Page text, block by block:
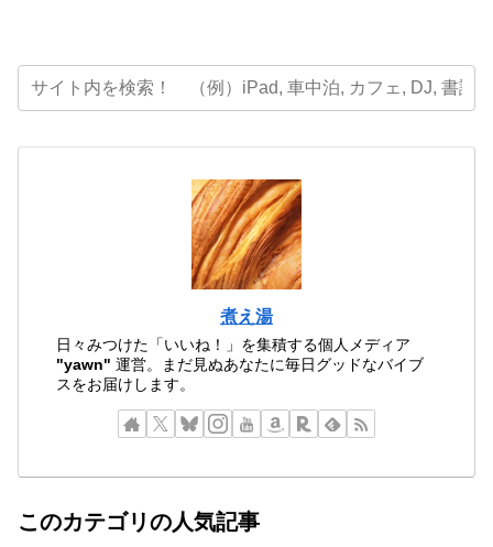
煮え湯
日々みつけた「いいね！」を集積する個人メディア
"yawn" 運営。まだ見ぬあなたに毎日グッドなバイブ
スをお届けします。
このカテゴリの人気記事